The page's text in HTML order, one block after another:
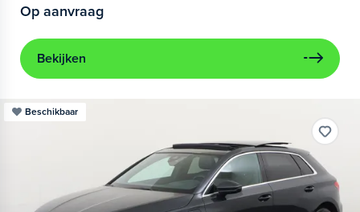
Op aanvraag
Bekijken
Beschikbaar